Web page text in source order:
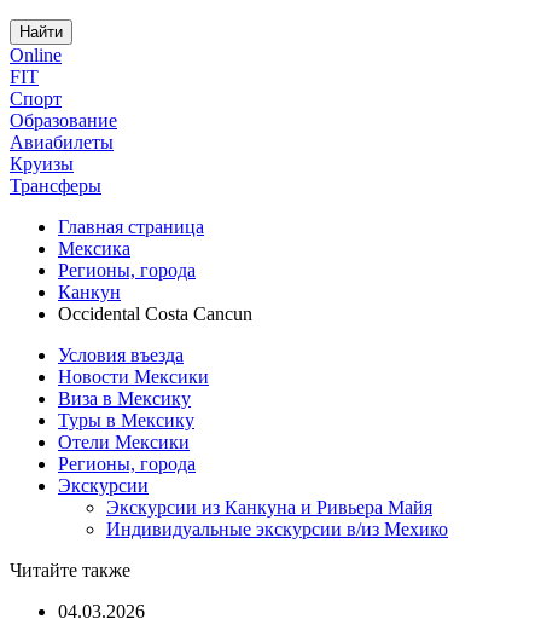
Найти
Online
FIT
Спорт
Образование
Авиабилеты
Круизы
Трансферы
Главная страница
Мексика
Регионы, города
Канкун
Occidental Costa Cancun
Условия въезда
Новости Мексики
Виза в Мексику
Туры в Мексику
Отели Мексики
Регионы, города
Экскурсии
Экскурсии из Канкуна и Ривьера Майя
Индивидуальные экскурсии в/из Мехико
Читайте также
04.03.2026